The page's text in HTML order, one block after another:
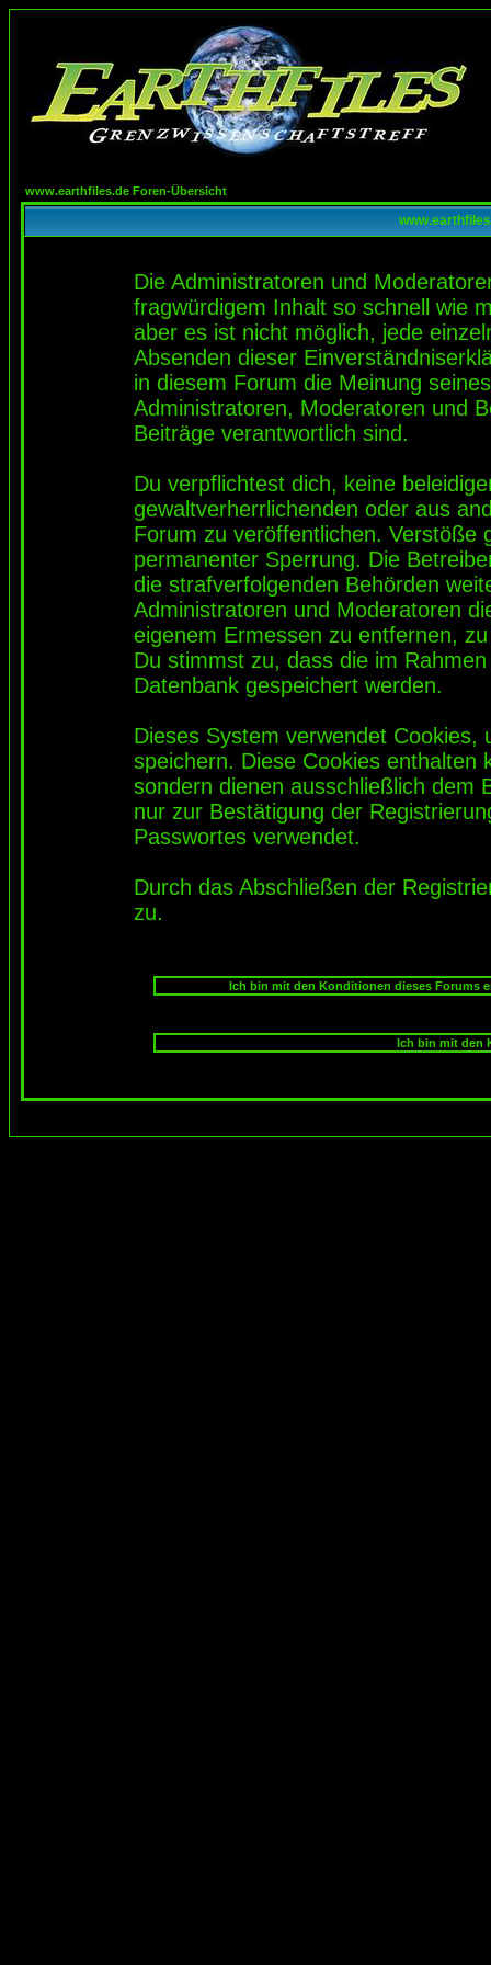
www.earthfiles.de Foren-Übersicht
Die Administratoren und
fragwürdigem Inhalt so schnell wie
aber es ist nicht möglich, jede
Absenden dieser
in diesem Forum die Meinung
Administratoren, Moderatoren und
Beiträge verantwortlich sind.
Du verpflichtest dich, keine
gewaltverherrlichenden oder aus
Forum zu veröffentlichen. Verstöße
permanenter Sperrung. Die
die strafverfolgenden Behörden
Administratoren und Moderatoren
eigenem Ermessen zu entfernen,
Du stimmst zu, dass die im
Datenbank gespeichert werden.
Dieses System verwendet
speichern. Diese Cookies enthalten
sondern dienen ausschließlich dem
nur zur Bestätigung der
Passwortes verwendet.
Durch das Abschließen der
zu.